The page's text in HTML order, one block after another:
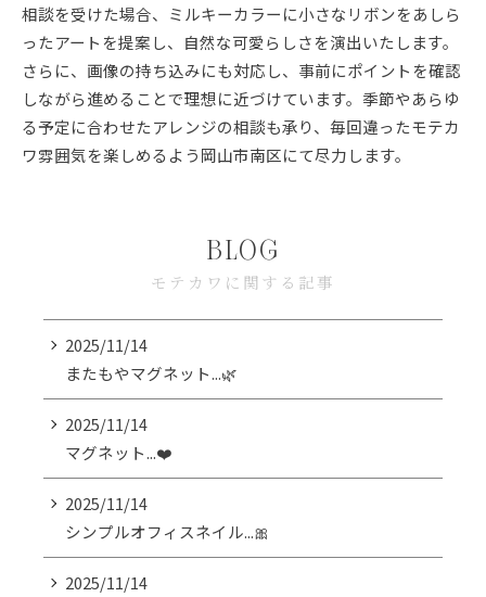
相談を受けた場合、ミルキーカラーに小さなリボンをあしら
ったアートを提案し、自然な可愛らしさを演出いたします。
さらに、画像の持ち込みにも対応し、事前にポイントを確認
しながら進めることで理想に近づけています。季節やあらゆ
る予定に合わせたアレンジの相談も承り、毎回違ったモテカ
ワ雰囲気を楽しめるよう岡山市南区にて尽力します。
BLOG
モテカワに関する記事
2025/11/14
またもやマグネット...🌿
2025/11/14
マグネット...❤️
2025/11/14
シンプルオフィスネイル...🎀
2025/11/14